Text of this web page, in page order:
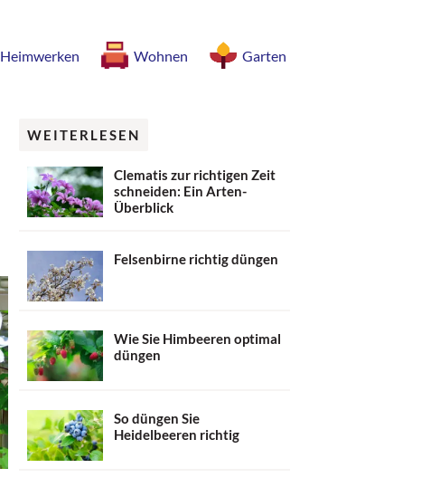
Heimwerken Wohnen Garten
WEITERLESEN
Clematis zur richtigen Zeit
schneiden: Ein Arten-
Überblick
Felsenbirne richtig düngen
Wie Sie Himbeeren optimal
düngen
So düngen Sie
Heidelbeeren richtig